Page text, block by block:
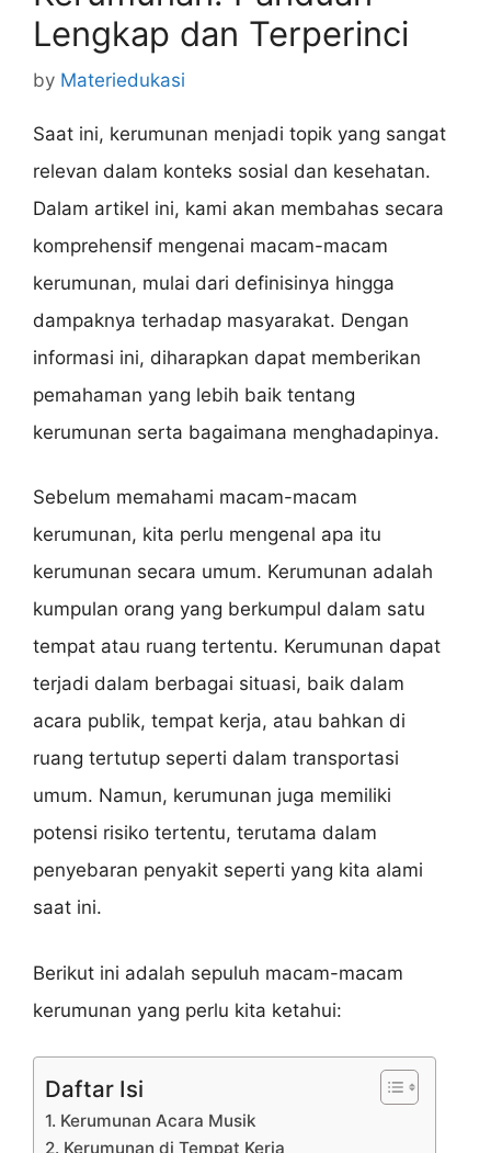
Lengkap dan Terperinci
by Materiedukasi
Saat ini, kerumunan menjadi topik yang sangat
relevan dalam konteks sosial dan kesehatan.
Dalam artikel ini, kami akan membahas secara
komprehensif mengenai macam-macam
kerumunan, mulai dari definisinya hingga
dampaknya terhadap masyarakat. Dengan
informasi ini, diharapkan dapat memberikan
pemahaman yang lebih baik tentang
kerumunan serta bagaimana menghadapinya.
Sebelum memahami macam-macam
kerumunan, kita perlu mengenal apa itu
kerumunan secara umum. Kerumunan adalah
kumpulan orang yang berkumpul dalam satu
tempat atau ruang tertentu. Kerumunan dapat
terjadi dalam berbagai situasi, baik dalam
acara publik, tempat kerja, atau bahkan di
ruang tertutup seperti dalam transportasi
umum. Namun, kerumunan juga memiliki
potensi risiko tertentu, terutama dalam
penyebaran penyakit seperti yang kita alami
saat ini.
Berikut ini adalah sepuluh macam-macam
kerumunan yang perlu kita ketahui:
Daftar Isi
1. Kerumunan Acara Musik
2. Kerumunan di Tempat Kerja